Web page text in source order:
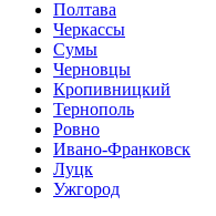
Полтава
Черкассы
Сумы
Черновцы
Кропивницкий
Тернополь
Ровно
Ивано-Франковск
Луцк
Ужгород